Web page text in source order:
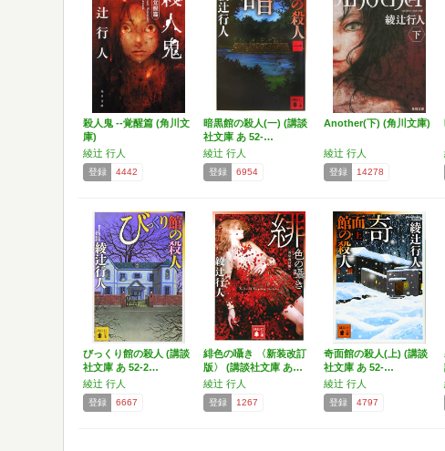
殺人鬼 ‐‐覚醒篇 (角川文
庫)
綾辻 行人
登録 4442
暗黒館の殺人(一) (講談
社文庫 あ 52-…
綾辻 行人
登録 6954
Another(下) (角川文庫)
綾辻 行人
登録 14278
びっくり館の殺人 (講談
社文庫 あ 52-2…
綾辻 行人
登録 6667
緋色の囁き 〈新装改訂
版〉 (講談社文庫 あ…
綾辻 行人
登録 1267
奇面館の殺人(上) (講談
社文庫 あ 52-…
綾辻 行人
登録 4797